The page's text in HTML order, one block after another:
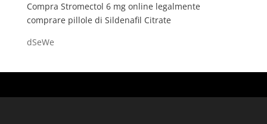
Compra Stromectol 6 mg online legalmente
comprare pillole di Sildenafil Citrate
dSeWe